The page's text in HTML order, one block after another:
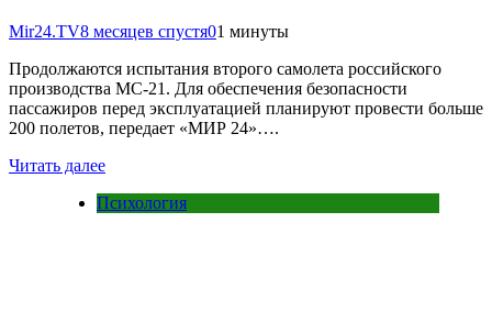
Mir24.TV8 месяцев спустя01 минуты
Продолжаются испытания второго самолета российского
производства МС-21. Для обеспечения безопасности
пассажиров перед эксплуатацией планируют провести больше
200 полетов, передает «МИР 24»….
Читать далее
Психология